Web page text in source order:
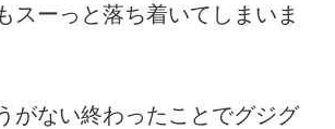
スーっと落ち着いてしまいま
がない終わったことでグジグ